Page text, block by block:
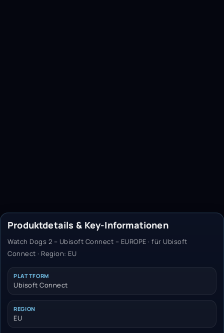
Produktdetails & Key-Informationen
Watch Dogs 2 – Ubisoft Connect – EUROPE · für Ubisoft
Connect · Region: EU
PLATTFORM
Ubisoft Connect
REGION
EU